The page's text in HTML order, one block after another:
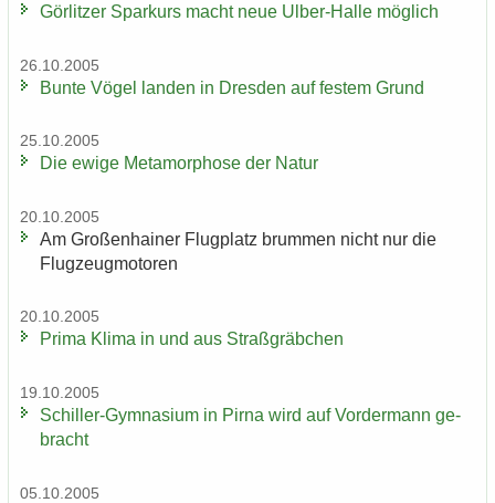
Gör­lit­zer Spar­kurs macht neue Ulber-​Halle mög­lich
26.10.2005
Bunte Vögel lan­den in Dres­den auf fes­tem Grund
25.10.2005
Die ewige Me­ta­mor­pho­se der Natur
20.10.2005
Am Gro­ßen­hai­ner Flug­platz brum­men nicht nur die
Flug­zeug­mo­to­ren
20.10.2005
Prima Klima in und aus Straß­gräb­chen
19.10.2005
Schiller-​Gymnasium in Pirna wird auf Vor­der­mann ge­
bracht
05.10.2005